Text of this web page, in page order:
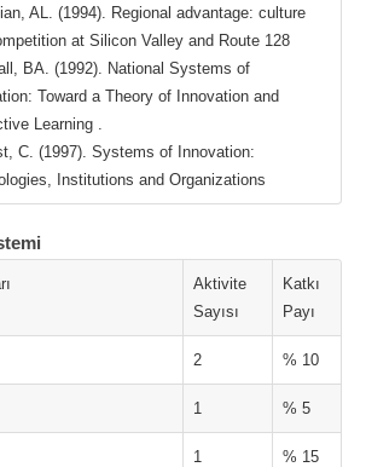
AL. (1994). Regional advantage: culture
at Silicon Valley and Route 128
BA. (1992). National Systems of
Toward a Theory of Innovation and
Learning .
C. (1997). Systems of Innovation:
Institutions and Organizations
Aktivite
Sayısı
Katkı
Payı
2 % 10
1 % 5
1 % 15